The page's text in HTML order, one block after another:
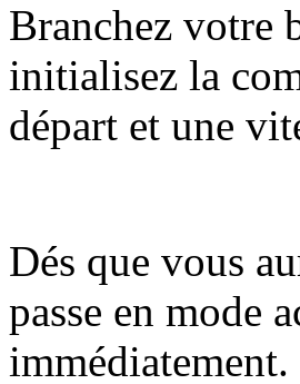
Branchez votre
initialisez la
départ et une
Dés que vous
passe en mode
immédiatement.